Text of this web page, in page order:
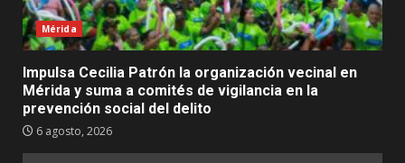
Mérida
Impulsa Cecilia Patrón la organización vecinal en
Mérida y suma a comités de vigilancia en la
prevención social del delito
6 agosto, 2026